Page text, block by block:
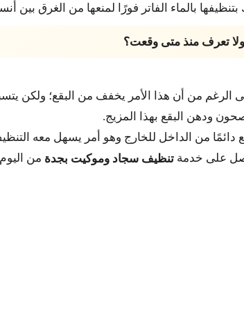
بالماء الفاتر فورًا لمنعها من الغرق بين
تعرف منذ متى وقعت؟
الرغم من أن هذا الأمر يخفف من البقع؛
ودهن البقع بهذا المزيج.
دائمًا من الداخل للخارج وهو أمر يسهل معه
على خدمة تنظيف سجاد وموكيت بجدة من